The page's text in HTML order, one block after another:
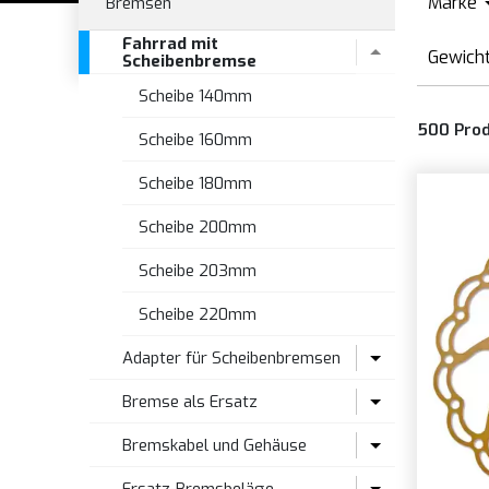
Fahrrad mit
Scheibenbremse
Scheibe 140mm
Scheibe 160mm
Scheibe 180mm
Scheibe 200mm
Scheibe 203mm
Scheibe 220mm
Adapter für Scheibenbremsen
Centerlock-Adapter
Flachmontageadapter
Bremse als Ersatz
Ersatzteile
Bremskabel und Gehäuse
500